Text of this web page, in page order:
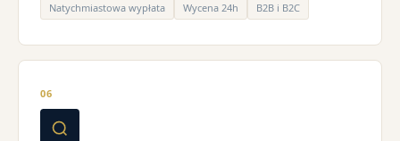
Natychmiastowa wypłata Wycena 24h B2B i B2C
06